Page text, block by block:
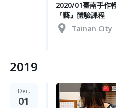
2020/01臺南手作
『藝』體驗課程
Tainan City
2019
Dec.
01